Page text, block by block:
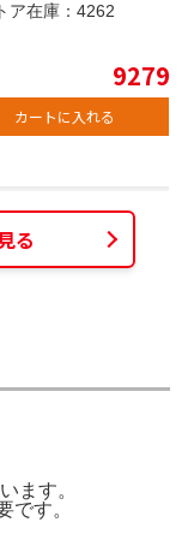
ア在庫： 4262
9279
カートに入れる
る
ます。
です。